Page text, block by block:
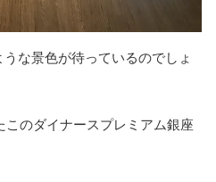
な景色が待っているのでしょ
このダイナースプレミアム銀座